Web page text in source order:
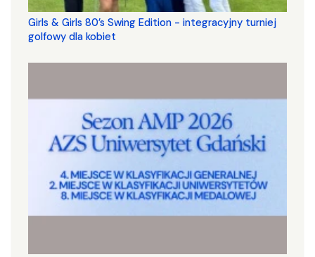
Girls & Girls 80’s Swing Edition - integracyjny turniej
golfowy dla kobiet